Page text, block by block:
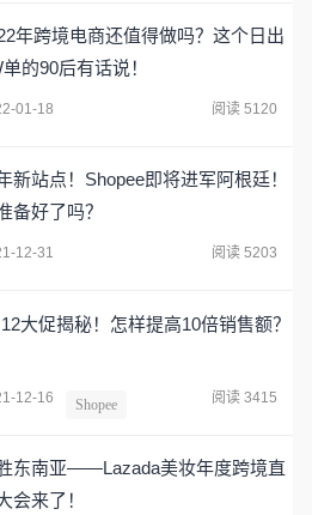
年跨境电商还值得做吗？这个日出
的90后有话说！
01-18 阅读 5120
新站点！Shopee即将进军阿根廷！
备好了吗？
12-31 阅读 5203
大促揭秘！怎样提高10倍销售额？
12-16 Shopee 阅读 3415
东南亚——Lazada美妆年度跨境直
会来了！